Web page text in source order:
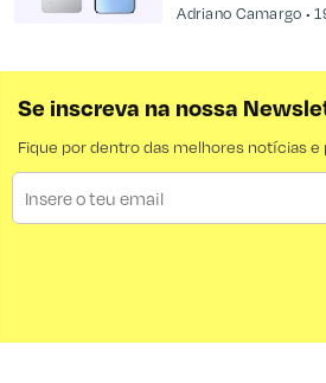
Adriano Camargo
Se inscreva na nossa
Fique por dentro das melhores notícias